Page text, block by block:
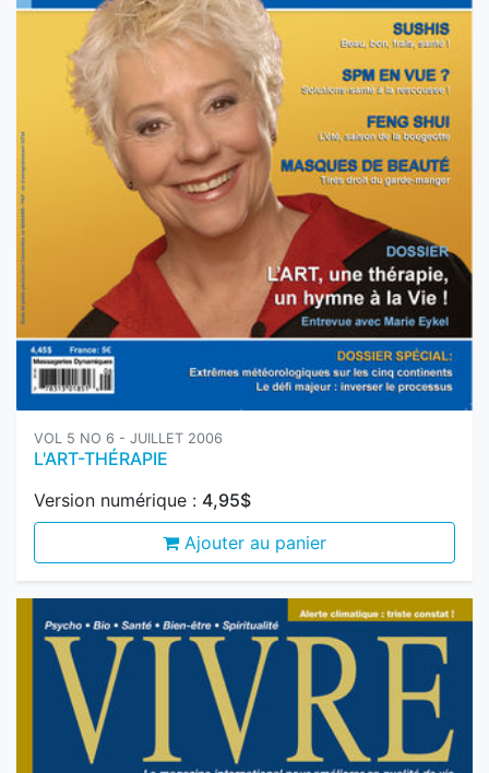
VOL 5 NO 6 - JUILLET 2006
L'ART-THÉRAPIE
Version numérique :
Ajouter au panier